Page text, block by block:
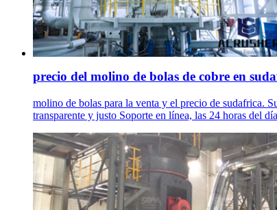
precio del molino de bolas de cobre en
molino de bolas para la venta y el precio de sudafrica.
transparente y justo Soporte en línea, las 24 horas del